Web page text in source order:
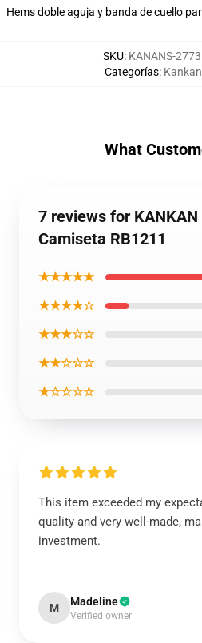
Hems doble aguja y banda de cuello
SKU: KANANS-
Categorías:
What
7 reviews for KANKAN
Camiseta RB1211
★★★★★
★★★★☆
★★★☆☆
★★☆☆☆
★☆☆☆☆
This item exceeded my
quality and very well-made,
investment.
M Madeline
Verified owner